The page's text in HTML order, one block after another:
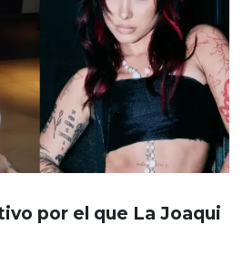
por el que La Joaqui